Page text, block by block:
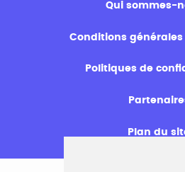
Qui sommes-
Conditions générales
Politiques de
Plan du